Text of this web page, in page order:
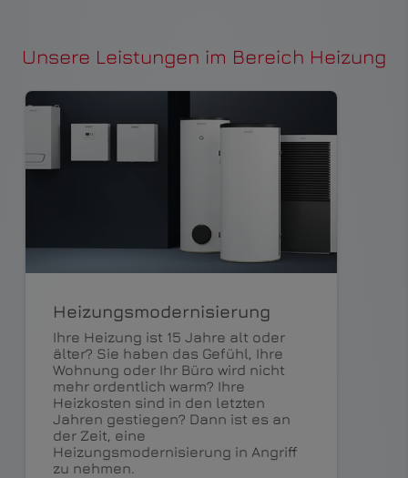
Unsere Leistungen im Bereich Heizung
Heizungsmodernisierung
Ihre Heizung ist 15 Jahre alt oder
älter? Sie haben das Gefühl, Ihre
Wohnung oder Ihr Büro wird nicht
mehr ordentlich warm? Ihre
Heizkosten sind in den letzten
Jahren gestiegen? Dann ist es an
der Zeit, eine
Heizungsmodernisierung in Angriff
zu nehmen.